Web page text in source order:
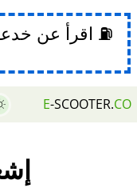
⛽ اقرأ عن
E-SCOOTER.CO